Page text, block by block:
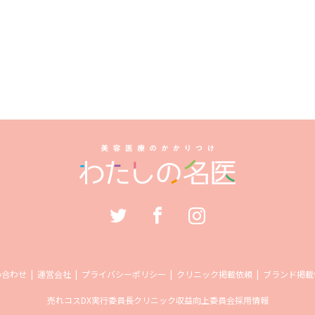
わせ 運営会社 プライバシーポリシー クリニック掲載依頼 ブランド掲
売れコスDX実行委員長クリニック収益向上委員会採用情報